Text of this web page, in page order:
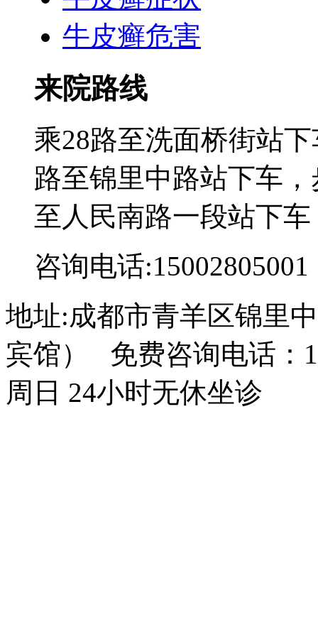
牛皮癣危害
来院路线
乘28路至洗面桥街站
路至锦里中路站下车
至人民南路一段站下
咨询电话:15002805001
地址:成都市青羊区锦里
宾馆） 免费咨询电话：
周日 24小时无休坐诊